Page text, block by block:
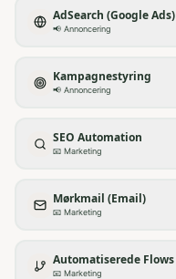
AdSearch (Google Ads)
📢 Annoncering
Kampagnestyring
📢 Annoncering
SEO Automation
📧 Marketing
Mørkmail (Email)
📧 Marketing
Automatiserede Flows
📧 Marketing